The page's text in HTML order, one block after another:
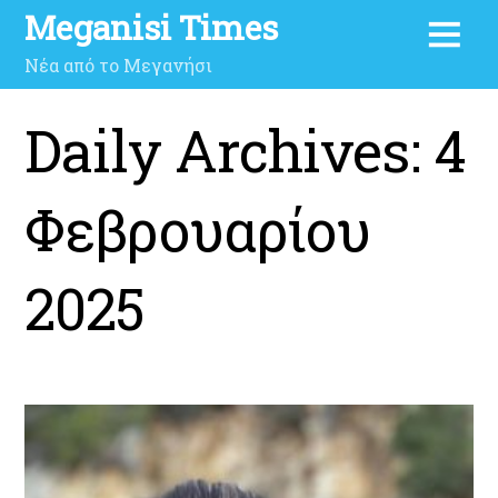
Meganisi Times
Νέα από το Μεγανήσι
Daily Archives: 4
Φεβρουαρίου
2025